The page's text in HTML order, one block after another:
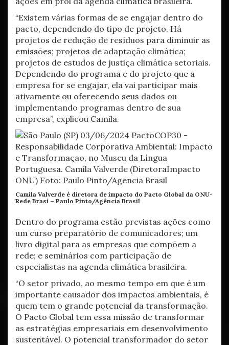
“Existem várias formas de se engajar dentro do
pacto, dependendo do tipo de projeto. Há
projetos de redução de resíduos para diminuir as
emissões; projetos de adaptação climática;
projetos de estudos de justiça climática setoriais.
Dependendo do programa e do projeto que a
empresa for se engajar, ela vai participar mais
ativamente ou oferecendo seus dados ou
implementando programas dentro de sua
empresa”, explicou Camila.
Camila Valverde é diretora de impacto do Pacto Global da ONU-
Rede Brasi – Paulo Pinto/Agência Brasil
Dentro do programa estão previstas ações como
um curso preparatório de comunicadores; um
livro digital para as empresas que compõem a
rede; e seminários com participação de
especialistas na agenda climática brasileira.
“O setor privado, ao mesmo tempo em que é um
importante causador dos impactos ambientais, é
quem tem o grande potencial da transformação.
O Pacto Global tem essa missão de transformar
as estratégias empresariais em desenvolvimento
sustentável. O potencial transformador do setor